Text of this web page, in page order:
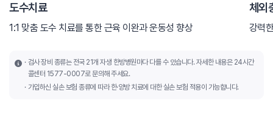
도수치료
1:1 맞춤 도수 치료를 통한 근육 이완과 운동성 향상
체외
강력
검사 장비 종류는 전국 21개 자생 한방병원마다 다를 수 있습니다. 자세한 내용은 24시간
콜센터 1577-0007로 문의해 주세요.
가입하신 실손 보험 종류에 따라 한·양방 치료에 대한 실손 보험 적용이 가능합니다.